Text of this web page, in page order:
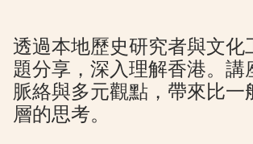
透過本地歷史研究者與文化
題分享，深入理解香港。講
脈絡與多元觀點，帶來比一
層的思考。